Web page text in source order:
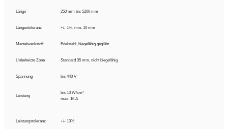
Länge 250 mm bis 5200 mm
Längentoleranz +/- 1%, min. 10 mm
Mantelwerkstoff Edelstahl, biegefähig geglüht
Unbeheizte Zone Standard 35 mm, nicht biegefähig
Spannung bis 440 V
Leistung
bis 10 W/cm²
max. 16 A
Leistungstoleranz +/- 10%